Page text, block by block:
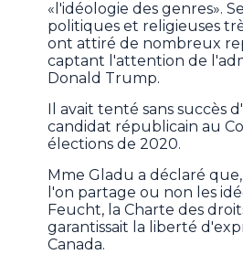
«l'idéologie des genres».
politiques et religieuses
ont attiré de nombreux
captant l'attention de
Donald Trump.
Il avait tenté sans succès
candidat républicain au
élections de 2020.
Mme Gladu a déclaré
l'on partage ou non les
Feucht, la Charte des
garantissait la liberté
Canada.